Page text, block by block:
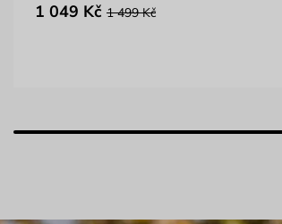
1 049 Kč 1 499 Kč